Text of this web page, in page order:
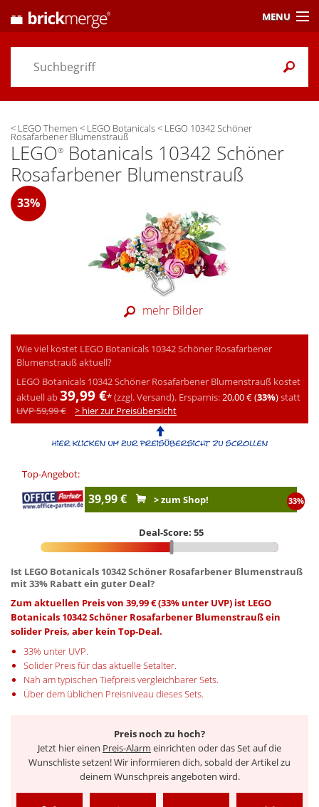
< LEGO Themen < LEGO Botanicals< LEGO 10342 Schöner
Rosafarbener Blumenstrauß
LEGO®
Botanicals 10342 Schöner
Rosafarbener Blumenstrauß
33%
mehr Bilder
Wie viel kostet LEGO Botanicals 10342 Schöner Rosafarbener
Blumenstrauß aktuell?
LEGO Botanicals 10342 Schöner Rosafarbener Blumenstrauß kostet
aktuell ab39,99 €*(zzgl. Versand). Ersparnis:20,00 € (33%)statt
UVP 59,99 €
> hier zur Preisübersicht
Top-Angebot:
39,99 € 33%
> zum Shop!
Deal-Score: 55
Ist LEGO Botanicals 10342 Schöner Rosafarbener Blumenstrauß
mit 33% Rabatt ein guter Deal?
Zum aktuellen Preis von 39,99 € (33% unter UVP) ist LEGO
Botanicals 10342 Schöner Rosafarbener Blumenstrauß ein
solider Preis, aber kein Top-Deal.
33% unter UVP.
Solider Preis für das aktuelle Setalter.
Nah am typischen Tiefpreis vergleichbarer Sets.
Über dem üblichen Preisniveau dieses Sets.
Preis noch zu hoch?
Jetzt hier einen Preis-Alarm einrichten oder das Set auf die
Wunschliste setzen! Wir informieren dich, sobald der Artikel zu
deinem Wunschpreis angeboten wird.
MENU
Preisvergleich
Themen/ Händler
Alarme& Wunschlisten
Einstellungen